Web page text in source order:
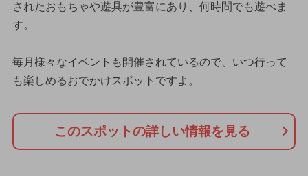
されたおもちゃや遊具が豊富にあり、何時間でも遊べま
す。
毎月様々なイベントも開催されているので、いつ行って
も楽しめるおでかけスポットですよ。
このスポットの詳しい情報を見る